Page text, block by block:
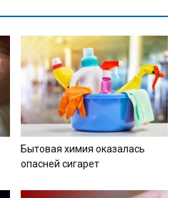
Бытовая химия оказалась
опасней сигарет